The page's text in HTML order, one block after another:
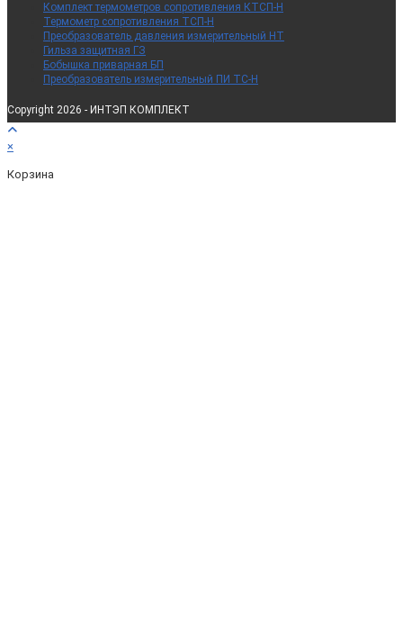
Комплект термометров сопротивления КТСП-Н
Термометр сопротивления ТСП-Н
Преобразователь давления измерительный НТ
Гильза защитная ГЗ
Бобышка приварная БП
Преобразователь измерительный ПИ ТС-Н
Copyright 2026 - ИНТЭП КОМПЛЕКТ
×
Корзина